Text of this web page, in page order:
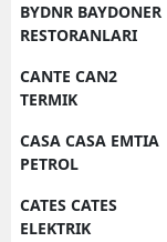
BYDNR BAYDONER
RESTORANLARI
CANTE CAN2
TERMIK
CASA CASA EMTIA
PETROL
CATES CATES
ELEKTRIK